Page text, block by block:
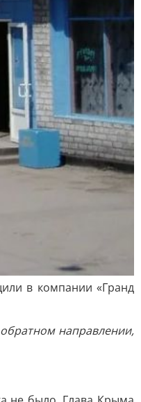
в компании «Гранд
направлении,